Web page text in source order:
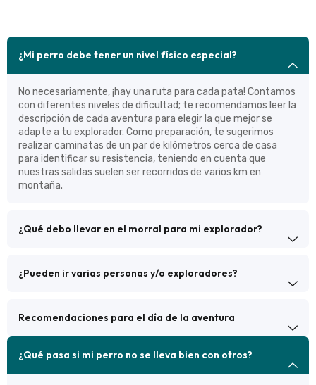
¿Mi perro debe tener un nivel físico especial?
No necesariamente, ¡hay una ruta para cada pata! Contamos
con diferentes niveles de dificultad; te recomendamos leer la
descripción de cada aventura para elegir la que mejor se
adapte a tu explorador. Como preparación, te sugerimos
realizar caminatas de un par de kilómetros cerca de casa
para identificar su resistencia, teniendo en cuenta que
nuestras salidas suelen ser recorridos de varios km en
montaña.
¿Qué debo llevar en el morral para mi explorador?
¿Pueden ir varias personas y/o exploradores?
Recomendaciones para el día de la aventura
¿Qué pasa si mi perro no se lleva bien con otros?